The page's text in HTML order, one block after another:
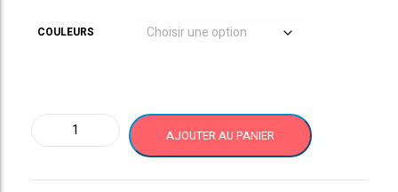
sur
COULEURS
quantité
de
P20
AJOUTER AU PANIER